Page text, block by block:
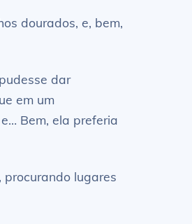
dourados, e, bem,
dar
em um
Bem, ela preferia
lugares